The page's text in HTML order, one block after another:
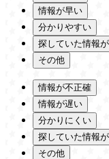
情報が早い
分かりやすい
探していた情報
その他
情報が不正確
情報が遅い
分かりにくい
探していた情報
その他